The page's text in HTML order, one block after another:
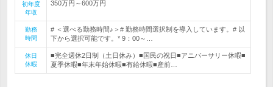
初年度
年収
350万円～600万円
勤務
時間
# ＜選べる勤務時間♪＞# 勤務時間選択制を導入しています。# 以
下から選択可能です。* 9：00～…
休日
休暇
■完全週休2日制（土日休み）■国民の祝日■アニバーサリー休暇■
夏季休暇■年末年始休暇■有給休暇■産前…